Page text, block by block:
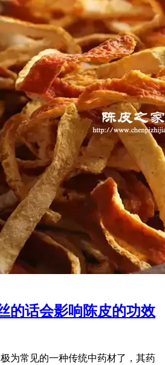
的话会影响陈皮的功效
为常见的一种传统中药材了，其药